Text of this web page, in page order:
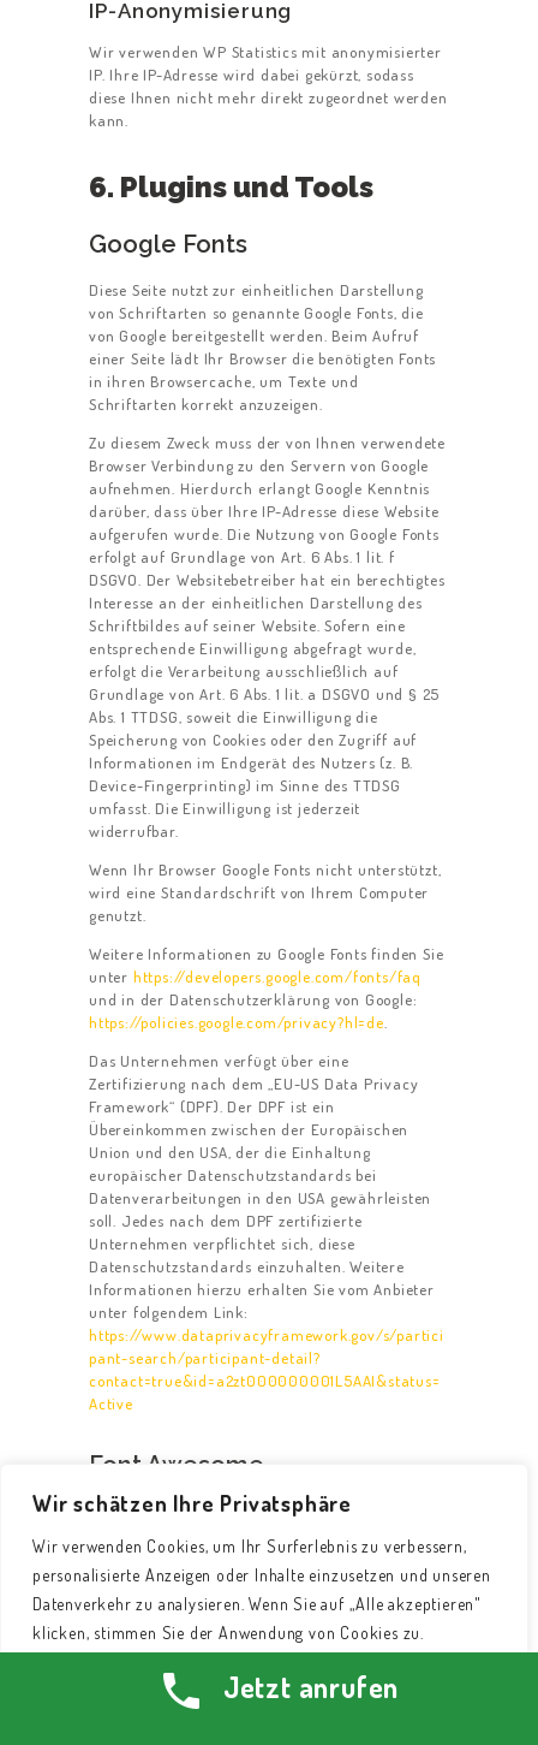
Wir schätzen Ihre Privatsphäre
Wir verwenden Cookies, um Ihr Surferlebnis zu verbessern,
personalisierte Anzeigen oder Inhalte einzusetzen und unseren
Datenverkehr zu analysieren. Wenn Sie auf „Alle akzeptieren"
klicken, stimmen Sie der Anwendung von Cookies zu.
Alles ablehnen Alle akzeptieren
IP-Anonymisierung
Wir verwenden WP Statistics mit anonymisierter
IP. Ihre IP-Adresse wird dabei gekürzt, sodass
diese Ihnen nicht mehr direkt zugeordnet werden
kann.
6. Plugins und Tools
Google Fonts
Diese Seite nutzt zur einheitlichen Darstellung
von Schriftarten so genannte Google Fonts, die
von Google bereitgestellt werden. Beim Aufruf
einer Seite lädt Ihr Browser die benötigten Fonts
in ihren Browsercache, um Texte und
Schriftarten korrekt anzuzeigen.
Zu diesem Zweck muss der von Ihnen verwendete
Browser Verbindung zu den Servern von Google
aufnehmen. Hierdurch erlangt Google Kenntnis
darüber, dass über Ihre IP-Adresse diese Website
aufgerufen wurde. Die Nutzung von Google Fonts
erfolgt auf Grundlage von Art. 6 Abs. 1 lit. f
DSGVO. Der Websitebetreiber hat ein berechtigtes
Interesse an der einheitlichen Darstellung des
Schriftbildes auf seiner Website. Sofern eine
entsprechende Einwilligung abgefragt wurde,
erfolgt die Verarbeitung ausschließlich auf
Grundlage von Art. 6 Abs. 1 lit. a DSGVO und § 25
Abs. 1 TTDSG, soweit die Einwilligung die
Speicherung von Cookies oder den Zugriff auf
Informationen im Endgerät des Nutzers (z. B.
Device-Fingerprinting) im Sinne des TTDSG
umfasst. Die Einwilligung ist jederzeit
widerrufbar.
Wenn Ihr Browser Google Fonts nicht unterstützt,
wird eine Standardschrift von Ihrem Computer
genutzt.
Weitere Informationen zu Google Fonts finden Sie
unter https://developers.google.com/fonts/faq
und in der Datenschutzerklärung von Google:
https://policies.google.com/privacy?hl=de.
Das Unternehmen verfügt über eine
Zertifizierung nach dem „EU-US Data Privacy
Framework“ (DPF). Der DPF ist ein
Übereinkommen zwischen der Europäischen
Union und den USA, der die Einhaltung
europäischer Datenschutzstandards bei
Datenverarbeitungen in den USA gewährleisten
soll. Jedes nach dem DPF zertifizierte
Unternehmen verpflichtet sich, diese
Datenschutzstandards einzuhalten. Weitere
Informationen hierzu erhalten Sie vom Anbieter
unter folgendem Link:
https://www.dataprivacyframework.gov/s/partici
pant-search/participant-detail?
contact=true&id=a2zt000000001L5AAI&status=
Active
Font Awesome
Diese Seite nutzt zur einheitlichen Darstellung
Anbieter ist die Fonticons, Inc., 6 Porter Road
Apartment 3R, Cambridge, Massachusetts, USA.
Beim Aufruf einer Seite lädt Ihr Browser die
benötigten Fonts in ihren Browsercache, um
anzuzeigen. Zu diesem Zweck muss der von Ihnen
verwendete Browser Verbindung zu den Servern
Jetzt anrufen